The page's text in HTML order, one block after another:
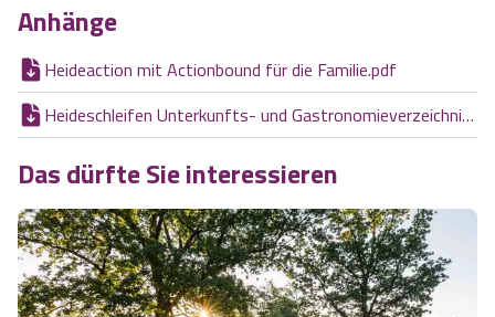
Anhänge
Heideaction mit Actionbound für die Familie.pdf
Heideschleifen Unterkunfts- und Gastronomieverzeichnis.pdf
Das dürfte Sie interessieren